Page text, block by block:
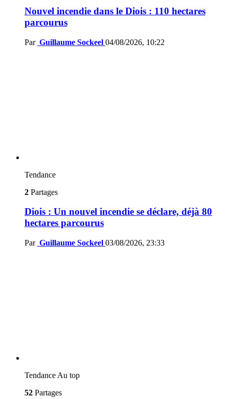
Nouvel incendie dans le Diois : 110 hectares
parcourus
Par Guillaume Sockeel 04/08/2026, 10:22
Tendance
2 Partages
Diois : Un nouvel incendie se déclare, déjà 80
hectares parcourus
Par Guillaume Sockeel 03/08/2026, 23:33
Tendance Au top
52 Partages